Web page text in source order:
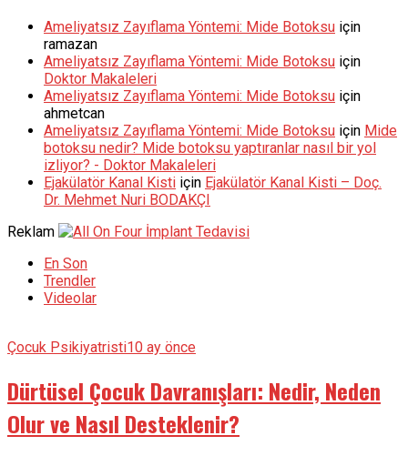
Ameliyatsız Zayıflama Yöntemi: Mide Botoksu için
ramazan
Ameliyatsız Zayıflama Yöntemi: Mide Botoksu için
Doktor Makaleleri
Ameliyatsız Zayıflama Yöntemi: Mide Botoksu için
ahmetcan
Ameliyatsız Zayıflama Yöntemi: Mide Botoksu için Mide
botoksu nedir? Mide botoksu yaptıranlar nasıl bir yol
izliyor? - Doktor Makaleleri
Ejakülatör Kanal Kisti için Ejakülatör Kanal Kisti – Doç.
Dr. Mehmet Nuri BODAKÇI
Reklam
En Son
Trendler
Videolar
Çocuk Psikiyatristi10 ay önce
Dürtüsel Çocuk Davranışları: Nedir, Neden
Olur ve Nasıl Desteklenir?